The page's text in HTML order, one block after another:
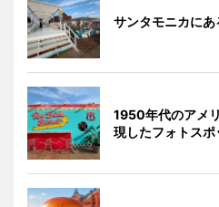
サンタモニカに
1950年代のアメ
現したフォトスポ